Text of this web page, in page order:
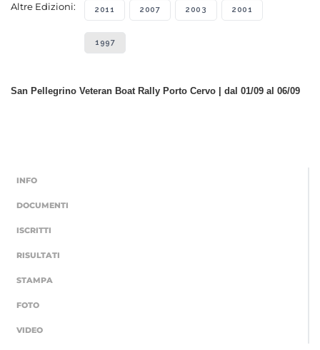
Altre Edizioni: 2011 2007 2003 2001
1997
San Pellegrino Veteran Boat Rally Porto Cervo | dal 01/09 al 06/09
INFO
DOCUMENTI
ISCRITTI
RISULTATI
STAMPA
FOTO
VIDEO